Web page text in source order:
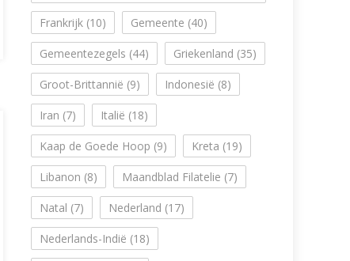
Frankrijk (10) Gemeente (40)
Gemeentezegels (44) Griekenland (35)
Groot-Brittannië (9) Indonesië (8)
Iran (7) Italië (18)
Kaap de Goede Hoop (9) Kreta (19)
Libanon (8) Maandblad Filatelie (7)
Natal (7) Nederland (17)
Nederlands-Indië (18)